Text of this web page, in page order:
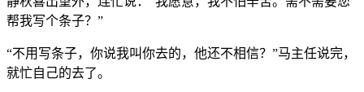
帮我写个条子？”
“不用写条子，你说我叫你去的，他还不相信？”马主任说完，
就忙自己的去了。